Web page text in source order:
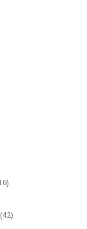
izdelkov
42izdelkov